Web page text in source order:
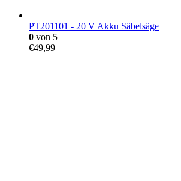
PT201101 - 20 V Akku Säbelsäge
0 von 5
€49,99